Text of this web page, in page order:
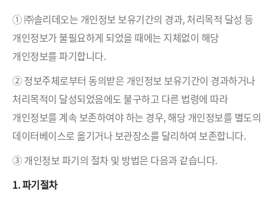
① ㈜솔리데오는 개인정보 보유기간의 경과, 처리목적 달성 등
개인정보가 불필요하게 되었을 때에는 지체없이 해당
개인정보를 파기합니다.
② 정보주체로부터 동의받은 개인정보 보유기간이 경과하거나
처리목적이 달성되었음에도 불구하고 다른 법령에 따라
개인정보를 계속 보존하여야 하는 경우, 해당 개인정보를 별도의
데이터베이스로 옮기거나 보관장소를 달리하여 보존합니다.
③ 개인정보 파기의 절차 및 방법은 다음과 같습니다.
1. 파기절차